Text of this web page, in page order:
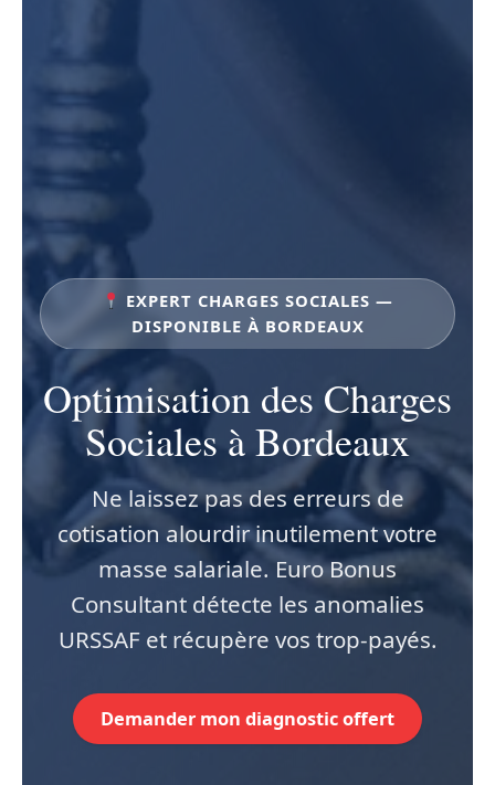
EXPERT CHARGES SOCIALES —
DISPONIBLE À BORDEAUX
Optimisation des Charges
Sociales à Bordeaux
Ne laissez pas des erreurs de
cotisation alourdir inutilement votre
masse salariale. Euro Bonus
Consultant détecte les anomalies
URSSAF et récupère vos trop-payés.
Demander mon diagnostic offert